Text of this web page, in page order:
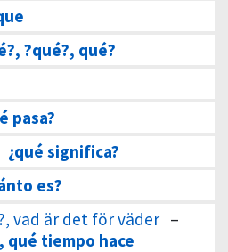
?qué?, qué?
pasa?
¿qué significa?
es?
vad är det för väder –
qué tiempo hace